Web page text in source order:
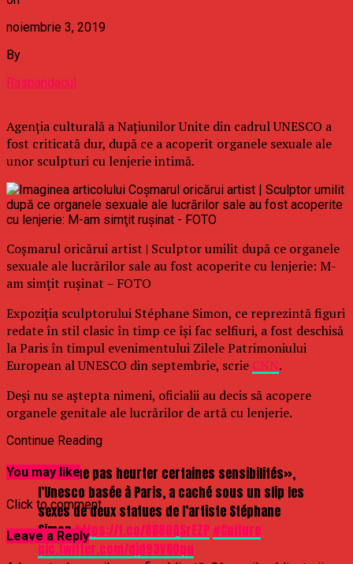
noiembrie 3, 2019
By
Raspandacul
Agenţia culturală a Naţiunilor Unite din cadrul UNESCO a
fost criticată dur, după ce a acoperit organele sexuale ale
unor sculpturi cu lenjerie intimă.
Coşmarul oricărui artist | Sculptor umilit după ce organele
sexuale ale lucrărilor sale au fost acoperite cu lenjerie: M-
am simţit ruşinat – FOTO
Expoziţia sculptorului Stéphane Simon, ce reprezintă figuri
redate în stil clasic în timp ce îşi fac selfiuri, a fost deschisă
la Paris în timpul evenimentului Zilele Patrimoniului
European al UNESCO din septembrie, scrie CNN.
Deşi nu se aştepta nimeni, oficialii au decis să acopere
organele genitale ale lucrărilor de artă cu lenjerie.
Pour «ne pas heurter certaines sensibilités»,
l’Unesco basée à Paris, a caché sous un slip les
sexes de deux statues de l’artiste Stéphane
Simonhttps://t.co/8B80QSrEZP #Culture
pic.twitter.com/djd93VG0qu
Continue Reading
You may like
Click to comment
Leave a Reply